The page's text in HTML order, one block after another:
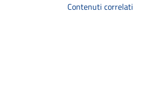
Contenuti correlati